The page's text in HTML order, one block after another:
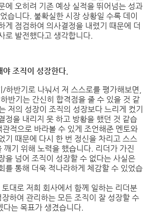
에 오히려 기존 예상 실적을 뛰어넘는 성과
습니다. 불확실한 시장 상황일 수록 데이
게 점검하여 의사결정을 내렸기 때문에 더
로 발전했다고 생각합니다.
조직이 성장한다.
반기로 나눠서 저 스스로를 평가해보면,
반기는 간신히 합격점을 줄 수 있을 것 같
저의 성장이 조직의 성장보다 느리게 컸기
정을 내리지 못 하고 방황을 했던 것 같습
관적으로 바라볼 수 있게 조언해준 멘토와
기 때문에 다시 한 번 정신을 차리고 스스
깨기 위해 노력을 했습니다. 리더가 가진
을 넘어 조직이 성장할 수 없다는 사실은
를 통해 더욱 적나라하게 체감할 수 있었습
대로 저희 회사에서 함께 일하는 리더분
하여 관리하는 모든 조직이 잘 성장할 수
다는 목표가 생겼습니다.